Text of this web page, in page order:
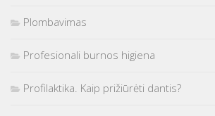
Plombavimas
Profesionali burnos higiena
Profilaktika. Kaip prižiūrėti dantis?